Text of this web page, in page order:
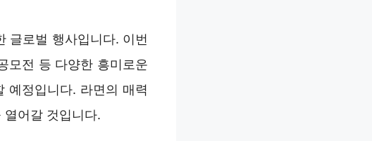
글로벌 행사입니다. 이번
모전 등 다양한 흥미로운
예정입니다. 라면의 매력
어갈 것입니다.